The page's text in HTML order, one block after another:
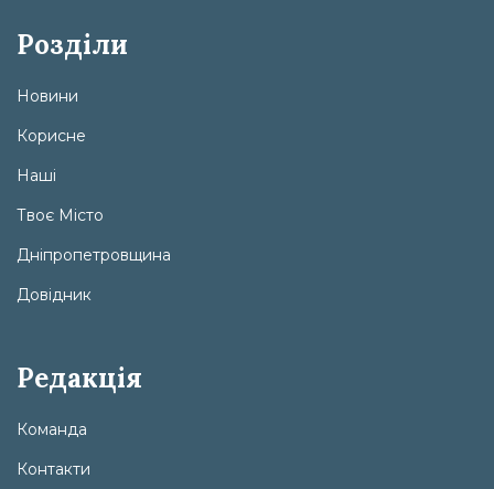
Розділи
Новини
Корисне
Наші
Твоє Місто
Дніпропетровщина
Довідник
Редакція
Команда
Контакти